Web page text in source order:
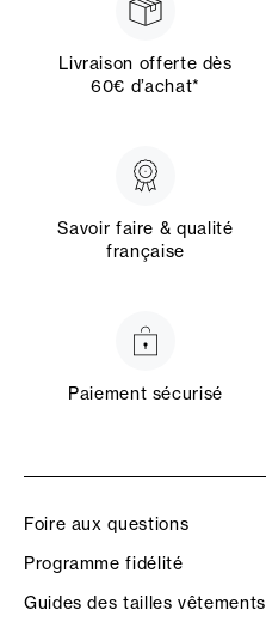
Livraison offerte dès
60€ d’achat*
Savoir faire & qualité
française
Paiement sécurisé
Foire aux questions
Programme fidélité
Guides des tailles vêtements